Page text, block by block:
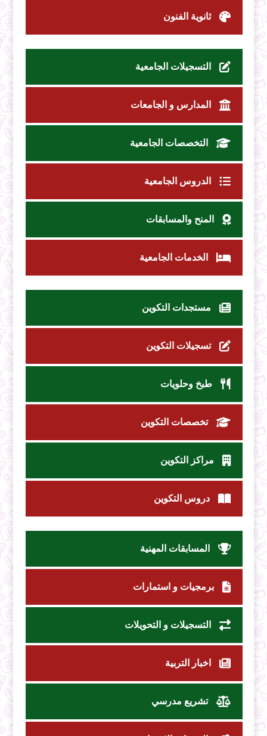
ثانوية الفنون
التسجيلات الجامعية
المدارس و الجامعات
التخصصات الجامعية
الدروس الجامعية
المنح والمسابقات
الخدمات الجامعية
مستجدات التكوين
تسجيلات التكوين
طبخ وحلويات
تخصصات التكوين
مراكز التكوين
دروس التكوين
المسابقات المهنية
برمجيات و استمارات
التسجيلات و التحويلات
اخبار التربية
تشريع مدرسي